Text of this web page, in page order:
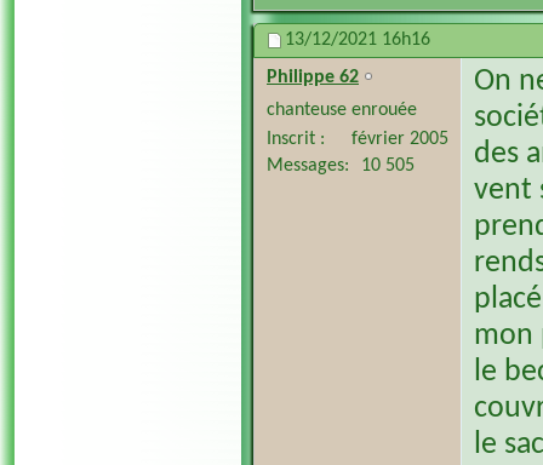
13/12/2021 16h16
Philippe 62
chanteuse enrouée
Inscrit
février 2005
Messages
10 505
On
des
vent
mon
le
le